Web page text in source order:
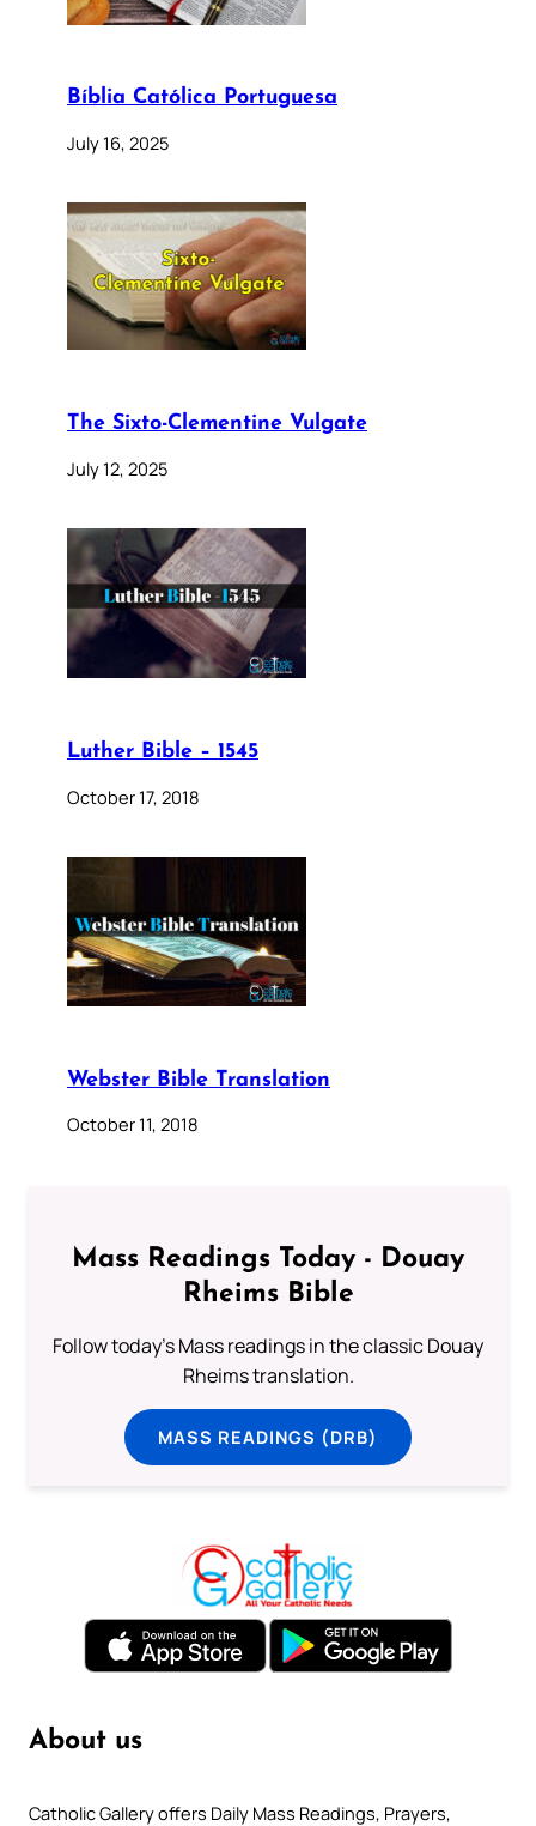
Bíblia Católica Portuguesa
July 16, 2025
The Sixto-Clementine Vulgate
July 12, 2025
Luther Bible – 1545
October 17, 2018
Webster Bible Translation
October 11, 2018
Mass Readings Today - Douay
Rheims Bible
Follow today's Mass readings in the classic Douay
Rheims translation.
MASS READINGS (DRB)
About us
Catholic Gallery offers Daily Mass Readings, Prayers,